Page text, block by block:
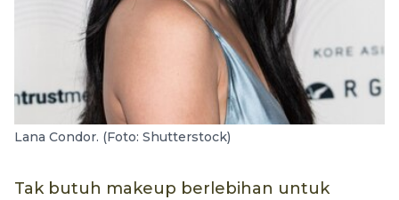
Lana Condor. (Foto: Shutterstock)
Tak butuh makeup berlebihan untuk